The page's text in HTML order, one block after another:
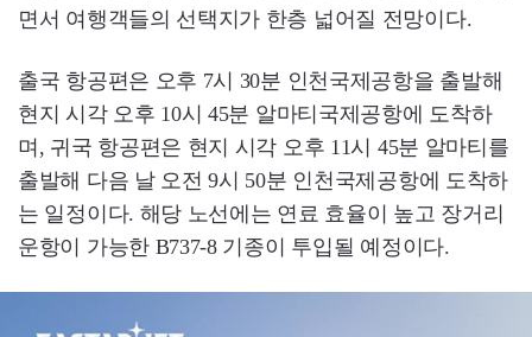
면서 여행객들의 선택지가 한층 넓어질 전망이다.
출국 항공편은 오후 7시 30분 인천국제공항을 출발해
현지 시각 오후 10시 45분 알마티국제공항에 도착하
며, 귀국 항공편은 현지 시각 오후 11시 45분 알마티를
출발해 다음 날 오전 9시 50분 인천국제공항에 도착하
는 일정이다. 해당 노선에는 연료 효율이 높고 장거리
운항이 가능한 B737-8 기종이 투입될 예정이다.